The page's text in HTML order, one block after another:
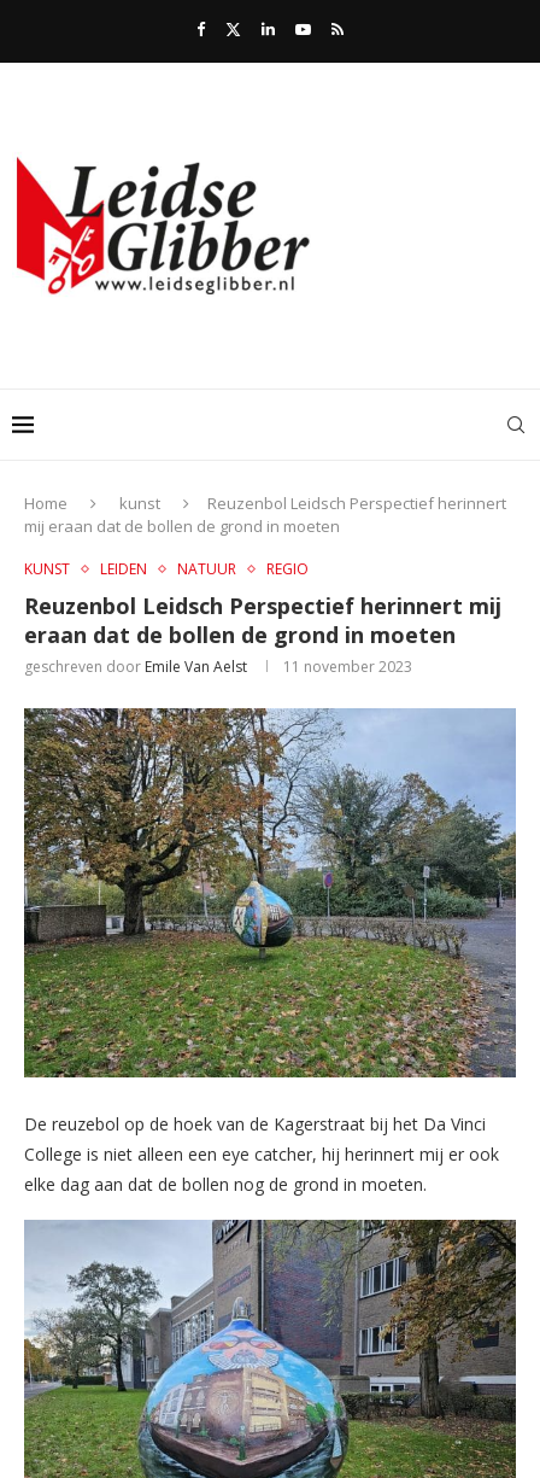
Home kunst
Reuzenbol Leidsch Perspectief herinnert
mij eraan dat de bollen de grond in moeten
KUNST LEIDEN NATUUR REGIO
Reuzenbol Leidsch Perspectief herinnert mij
eraan dat de bollen de grond in moeten
geschreven door Emile Van Aelst 11 november 2023
De reuzebol op de hoek van de Kagerstraat bij het Da Vinci
College is niet alleen een eye catcher, hij herinnert mij er ook
elke dag aan dat de bollen nog de grond in moeten.